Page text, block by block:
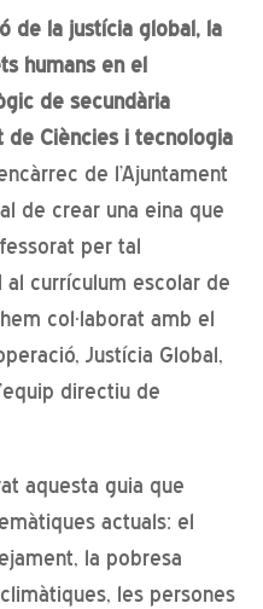
de la justícia global, la
humans en el
de secundària
Ciències i tecnologia
de l’Ajuntament
de crear una eina que
per tal
al currículum escolar de
col·laborat amb el
Justícia Global,
directiu de
aquesta guia que
actuals: el
la pobresa
les persones